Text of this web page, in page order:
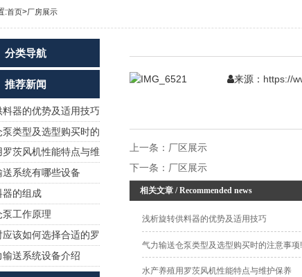
:首页>厂房展示
分类导航
推荐新闻
料器的优势及适用技巧
类型及选型购买时的
罗茨风机性能特点与维
系统有哪些设备
器的组成
工作原理
该如何选择合适的罗
增氧？
送系统设备介绍
来源： https://
上一条： 厂区展示
下一条： 厂区展示
相关文章 / Recommended news
浅析旋转供料器的优势及适用技巧
气力输送仓泵类型及选型购买时的注意事项!
水产养殖用罗茨风机性能特点与维护保养